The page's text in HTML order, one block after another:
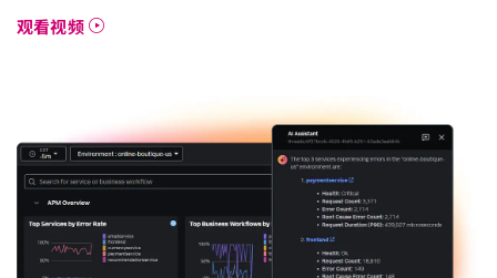
观看视频